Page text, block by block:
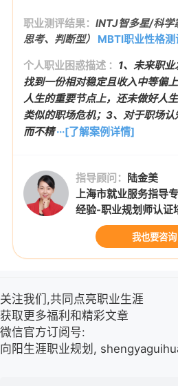
职业测评结果： INTJ智多星/科学
思考、判断型）
MBTI职业性格
个人职业困惑描述 ： 1、未来职
找到一份相对稳定且收入中等偏
人生的重要节点上，还未做好人
类似的职场危机；3、对于职场
而不精···[了解案例详情]
指导顾问： 陆金美
上海市就业服务指导
经验-职业规划师认证
我也要咨询
关注我们,共同点亮职业生涯
获取更多福利和精彩文章
微信官方订阅号:
向阳生涯职业规划,